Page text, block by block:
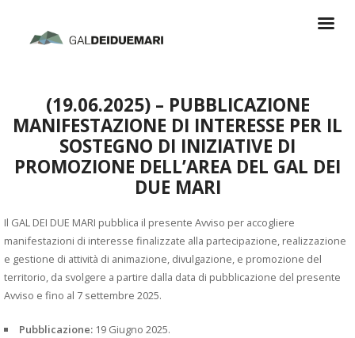
(19.06.2025) – PUBBLICAZIONE
MANIFESTAZIONE DI INTERESSE PER IL
SOSTEGNO DI INIZIATIVE DI
PROMOZIONE DELL’AREA DEL GAL DEI
DUE MARI
Il GAL DEI DUE MARI pubblica il presente Avviso per accogliere
manifestazioni di interesse finalizzate alla partecipazione, realizzazione
e gestione di attività di animazione, divulgazione, e promozione del
territorio, da svolgere a partire dalla data di pubblicazione del presente
Avviso e fino al 7 settembre 2025.
Pubblicazione:19 Giugno 2025.